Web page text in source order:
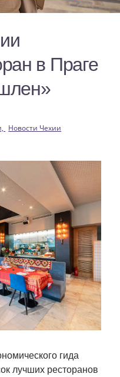
в Праге
Новости Чехии
гида
лучших ресторанов